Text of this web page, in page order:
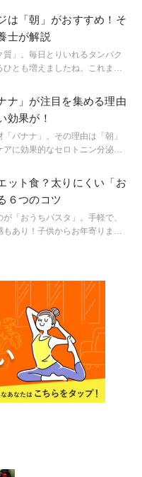
注目されています。
は「朝」がおすすめ！そ
士が解説
」。毎日とりいれるタンパク
ひとも増えましたね。これまで
ことで筋力合成が変わってくる
。 運動前？運動後？それとも寝
う」と思っていませんか？シ
なら「朝」！その理由とは？
ナ」が注目を集める理由
効果が！
バナナ」。その理由は「朝」
に効果的なセロトニン分泌に
イエットにも嬉しい効果が期待
ロテインドリンクの専門店が
ビニでも有機栽培や産地にこ
登場。ぐっと美味しくなった
に入るようになりました。 バ
ット食？太りにくい「お
６つのコツ
「おうちパスタ」。手軽で、
あり！子供からお年寄りま
てオッケーなメニューなんで
我慢しないストレスフリーな方
レイになりましょう。